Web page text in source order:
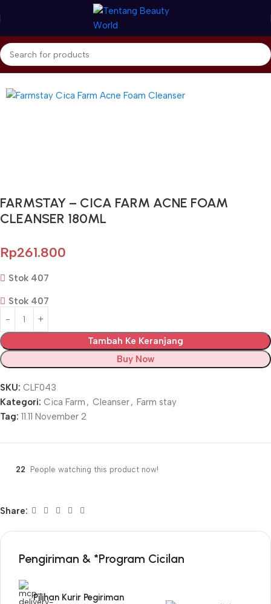
Beranda Farm stay Cleanser
FARMSTAY – CICA FARM ACNE FOAM
CLEANSER 180ML
Rp261.800
Stok 407
Stok 407
Tambah Ke Keranjang
Buy Now
SKU: CLF043
Kategori: Cica Farm , Cleanser, Farm stay
Tag: 11.11 November 2
22 People watching this product now!
Share:
Pengiriman & *Program Cicilan
Pilihan Kurir Pegiriman